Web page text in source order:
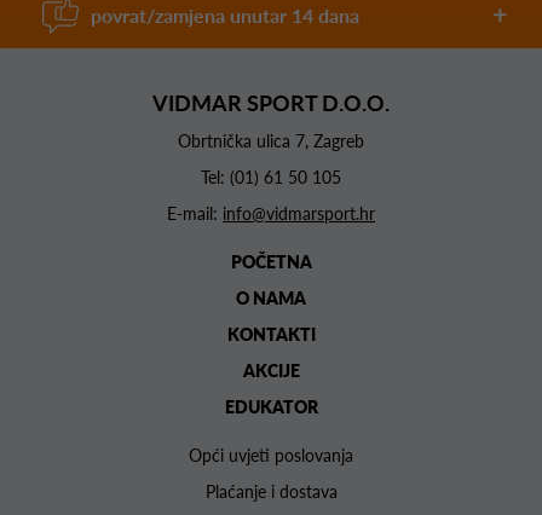
povrat/zamjena unutar 14 dana
VIDMAR SPORT D.O.O.
Obrtnička ulica 7, Zagreb
Tel: (01) 61 50 105
E-mail: info@vidmarsport.hr
POČETNA
O NAMA
KONTAKTI
AKCIJE
EDUKATOR
Opći uvjeti poslovanja
Plaćanje i dostava